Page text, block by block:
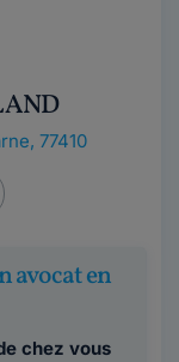
77410
avocat en
chez vous